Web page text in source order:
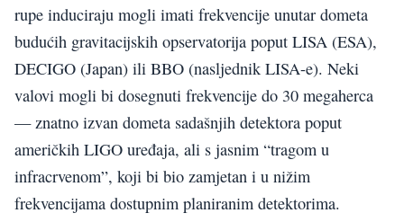
rupe induciraju mogli imati frekvencije unutar dometa
budućih gravitacijskih opservatorija poput LISA (ESA),
DECIGO (Japan) ili BBO (nasljednik LISA-e). Neki
valovi mogli bi dosegnuti frekvencije do 30 megaherca
— znatno izvan dometa sadašnjih detektora poput
američkih LIGO uređaja, ali s jasnim “tragom u
infracrvenom”, koji bi bio zamjetan i u nižim
frekvencijama dostupnim planiranim detektorima.